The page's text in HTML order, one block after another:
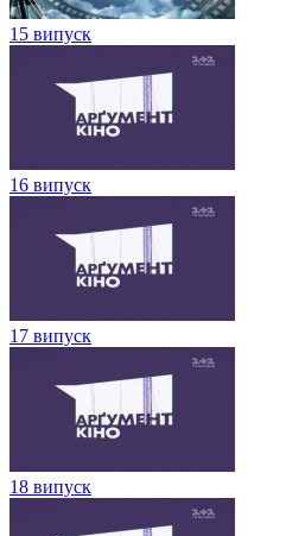
15 випуск
16 випуск
17 випуск
18 випуск